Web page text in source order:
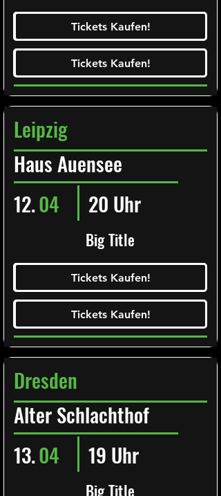
Tickets Kaufen!
Ticketalarm abonieren!
Tickets Kaufen!
Tickets Kaufen!
Tickets Kaufen!
Leipzig
Haus Auensee
Big Title
12.04 20 Uhr
Tickets Kaufen!
Ticketalarm abonieren!
Tickets Kaufen!
Tickets Kaufen!
Tickets Kaufen!
Dresden
Alter Schlachthof
Big Title
13.04 19 Uhr